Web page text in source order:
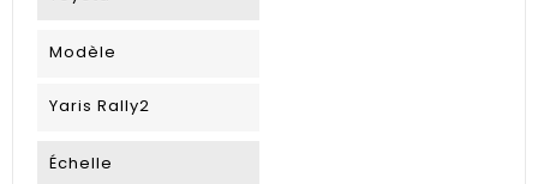
Modèle
Yaris Rally2
Échelle